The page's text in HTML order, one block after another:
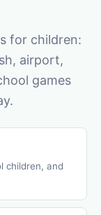
for children:
airport,
games
children, and